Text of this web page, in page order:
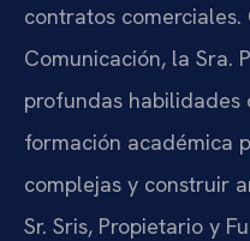
contratos
Comunicación, la Sra.
profundas habilidades
formación académica
complejas y construir
Sr. Sris, Propietario y